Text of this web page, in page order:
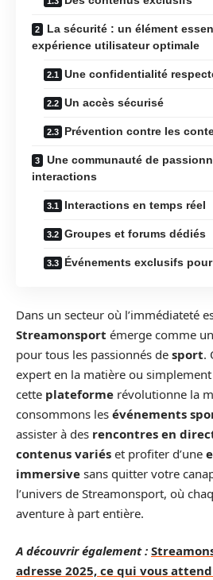
La sécurité : un élément
expérience utilisateur optimale
Une confidentialité
Un accès sécurisé
Prévention contre les
Une communauté de
interactions
Interactions en temps réel
Groupes et forums dédiés
Événements exclusifs
Dans un secteur où l’immédiateté
Streamonsport émerge comme
pour tous les passionnés de sport.
expert en la matière ou
cette plateforme révolutionne la
consommons les événements
assister à des rencontres en
contenus variés et profiter d’une
immersive sans quitter votre
l’univers de Streamonsport, où
aventure à part entière.
A découvrir également :
adresse 2025, ce qui vous